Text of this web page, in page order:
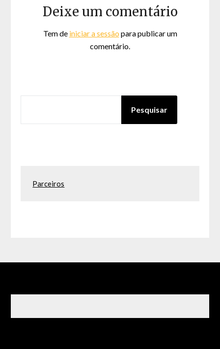
Deixe um comentário
Tem de iniciar a sessão para publicar um
comentário.
Pesquisar
Parceiros